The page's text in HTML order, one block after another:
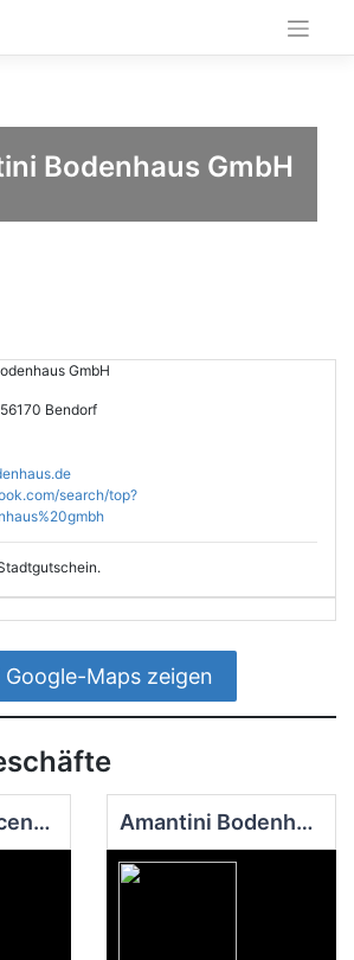
Bodenhaus GmbH
Bendorf
search/top?
Google-Maps zeigen
alltours Reisecenter BENDORF Amantini Bodenhaus GmbH